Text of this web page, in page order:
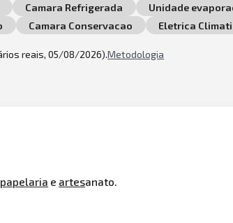
Camara Refrigerada Unidade
Camara Conservacao Eletrica
reais, 05/08/2026).Metodologia
papelaria e artesanato.